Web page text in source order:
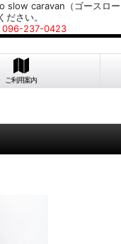
caravan（ゴースロ
さい。
096-237-0423
ご利用案内